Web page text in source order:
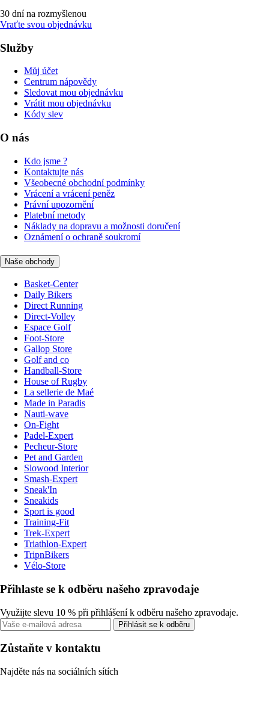
30 dní na rozmyšlenou
Vraťte svou objednávku
Služby
Můj účet
Centrum nápovědy
Sledovat mou objednávku
Vrátit mou objednávku
Kódy slev
O nás
Kdo jsme ?
Kontaktujte nás
Všeobecné obchodní podmínky
Vrácení a vrácení peněz
Právní upozornění
Platební metody
Náklady na dopravu a možnosti doručení
Oznámení o ochraně soukromí
Naše obchody
Basket-Center
Daily Bikers
Direct Running
Direct-Volley
Espace Golf
Foot-Store
Gallop Store
Golf and co
Handball-Store
House of Rugby
La sellerie de Maé
Made in Paradis
Nauti-wave
On-Fight
Padel-Expert
Pecheur-Store
Pet and Garden
Slowood Interior
Smash-Expert
Sneak'In
Sneakids
Sport is good
Training-Fit
Trek-Expert
Triathlon-Expert
TripnBikers
Vélo-Store
Přihlaste se k odběru našeho zpravodaje
Využijte slevu 10 % při přihlášení k odběru našeho zpravodaje.
Přihlásit se k odběru
Zůstaňte v kontaktu
Najděte nás na sociálních sítích